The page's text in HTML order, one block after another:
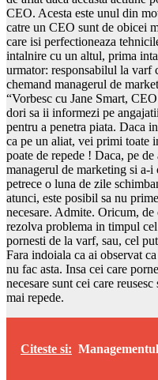
CEO. Acesta este unul din
catre un CEO sunt de obicei
care isi perfectioneaza
intalnire cu un altul, prima
urmator: responsabilul la varf
chemand managerul de
“Vorbesc cu Jane Smart,
dori sa ii informezi pe
pentru a penetra piata. Daca
ca pe un aliat, vei primi toate
poate de repede ! Daca, pe
managerul de marketing si a-
petrece o luna de zile
atunci, este posibil sa nu
necesare. Admite. Oricum,
rezolva problema in timpul
pornesti de la varf, sau, cel
Fara indoiala ca ai observat
nu fac asta. Insa cei care
necesare sunt cei care
mai repede.
Citeste si: